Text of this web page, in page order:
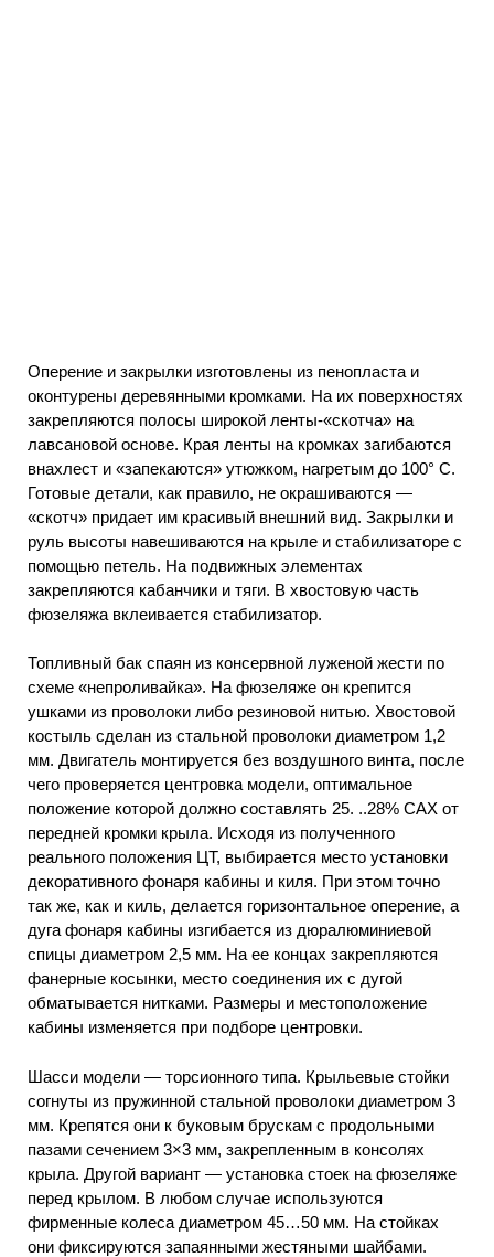
Оперение и закрылки изготовлены из пенопласта и
оконтурены деревянными кромками. На их поверхностях
закрепляются полосы широкой ленты-«скотча» на
лавсановой основе. Края ленты на кромках загибаются
внахлест и «запекаются» утюжком, нагретым до 100° С.
Готовые детали, как правило, не окрашиваются —
«скотч» придает им красивый внешний вид. Закрылки и
руль высоты навешиваются на крыле и стабилизаторе с
помощью петель. На подвижных элементах
закрепляются кабанчики и тяги. В хвостовую часть
фюзеляжа вклеивается стабилизатор.
Топливный бак спаян из консервной луженой жести по
схеме «непроливайка». На фюзеляже он крепится
ушками из проволоки либо резиновой нитью. Хвостовой
костыль сделан из стальной проволоки диаметром 1,2
мм. Двигатель монтируется без воздушного винта, после
чего проверяется центровка модели, оптимальное
положение которой должно составлять 25. ..28% САХ от
передней кромки крыла. Исходя из полученного
реального положения ЦТ, выбирается место установки
декоративного фонаря кабины и киля. При этом точно
так же, как и киль, делается горизонтальное оперение, а
дуга фонаря кабины изгибается из дюралюминиевой
спицы диаметром 2,5 мм. На ее концах закрепляются
фанерные косынки, место соединения их с дугой
обматывается нитками. Размеры и местоположение
кабины изменяется при подборе центровки.
Шасси модели — торсионного типа. Крыльевые стойки
согнуты из пружинной стальной проволоки диаметром 3
мм. Крепятся они к буковым брускам с продольными
пазами сечением 3×3 мм, закрепленным в консолях
крыла. Другой вариант — установка стоек на фюзеляже
перед крылом. В любом случае используются
фирменные колеса диаметром 45…50 мм. На стойках
они фиксируются запаянными жестяными шайбами.